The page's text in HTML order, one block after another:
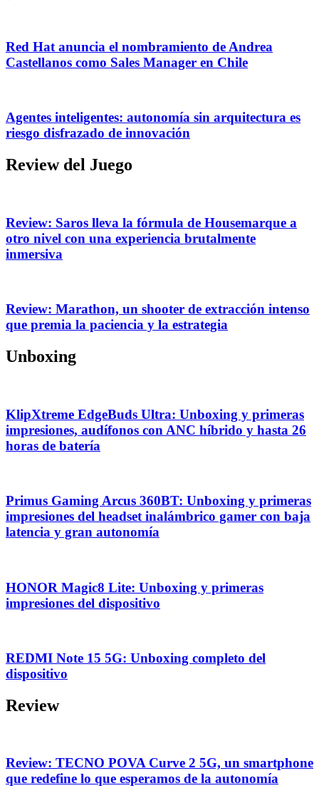
Red Hat anuncia el nombramiento de Andrea
Castellanos como Sales Manager en Chile
Agentes inteligentes: autonomía sin arquitectura es
riesgo disfrazado de innovación
Review del Juego
Review: Saros lleva la fórmula de Housemarque a
otro nivel con una experiencia brutalmente
inmersiva
Review: Marathon, un shooter de extracción intenso
que premia la paciencia y la estrategia
Unboxing
KlipXtreme EdgeBuds Ultra: Unboxing y primeras
impresiones, audífonos con ANC híbrido y hasta 26
horas de batería
Primus Gaming Arcus 360BT: Unboxing y primeras
impresiones del headset inalámbrico gamer con baja
latencia y gran autonomía
HONOR Magic8 Lite: Unboxing y primeras
impresiones del dispositivo
REDMI Note 15 5G: Unboxing completo del
dispositivo
Review
Review: TECNO POVA Curve 2 5G, un smartphone
que redefine lo que esperamos de la autonomía